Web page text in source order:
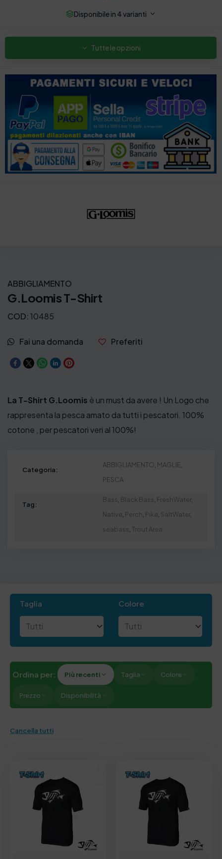
Disponibile in 4 varianti
Tutte le opzioni
ABBIGLIAMENTO
G.Loomis T-Shirt
COD:10485
Fai una domanda Preferiti
La T-Shirt G.Loomis è un must da avere ! Un Logo che
rappresenta la pesca amato da tutti i pescatori. 100%
cotone , per pescatori veri al 100%!
Categoria:
ABBIGLIAMENTO MAGLIE
PESCA
Tag:
Bass Black Bass FreshWater,
Native Perch Pike SaltWater,
seabass Trout Area
Taglia Colore
Ordina per: Più recenti Taglia Colore
Prezzo Disponibilità
Cancella tutti